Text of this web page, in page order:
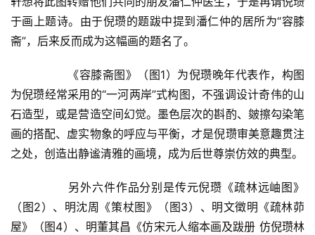
于画上题诗。由于倪瓒的题跋中提到潘仁仲的居所为“容膝
斋”，后来反而成为这幅画的题名了。
为倪瓒经常采用的“一河两岸”式构图，不强调设计奇伟的山
石造型，或是营造空间幻觉。墨色层次的斟酌、皴擦勾染笔
画的搭配、虚实物象的呼应与平衡，才是倪瓒审美意趣贯注
（图2）、明沈周《策杖图》（图3）、明文徵明《疏林茆
屋》（图4）、明董其昌《仿宋元人缩本画及跋册 仿倪瓒林